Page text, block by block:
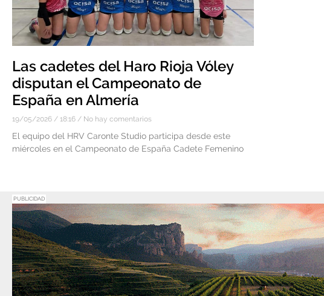
Las cadetes del Haro Rioja Vóley
disputan el Campeonato de
España en Almería
19/05/2026 18:16 No hay comentarios
El equipo del HRV Caronte Studio participa desde este
miércoles en el Campeonato de España Cadete Femenino
PUBLICIDAD